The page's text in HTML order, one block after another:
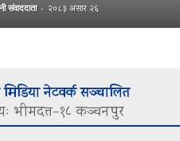
संवाददाता - २०८३ असार २६
मिडिया नेटवर्क सञ्चालित
भीमदत्त–१८ कञ्चनपुर